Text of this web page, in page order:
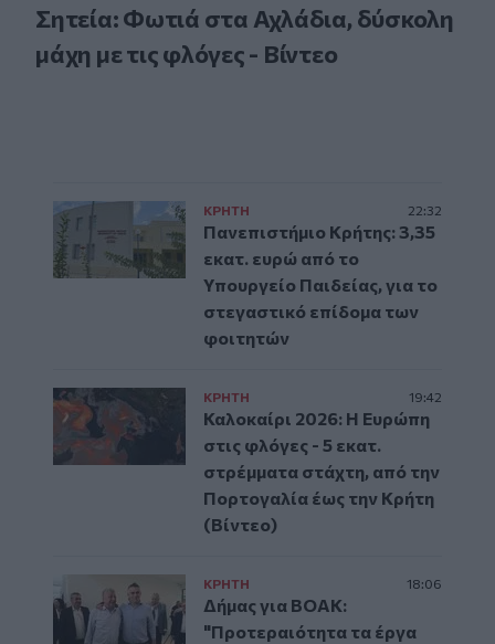
Σητεία: Φωτιά στα Αχλάδια, δύσκολη
μάχη με τις φλόγες - Βίντεο
ΚΡΗΤΗ 22:32
Πανεπιστήμιο Κρήτης: 3,35
εκατ. ευρώ από το
Υπουργείο Παιδείας, για το
στεγαστικό επίδομα των
φοιτητών
ΚΡΗΤΗ 19:42
Καλοκαίρι 2026: Η Ευρώπη
στις φλόγες - 5 εκατ.
στρέμματα στάχτη, από την
Πορτογαλία έως την Κρήτη
(Βίντεο)
ΚΡΗΤΗ 18:06
Δήμας για ΒΟΑΚ:
"Προτεραιότητα τα έργα